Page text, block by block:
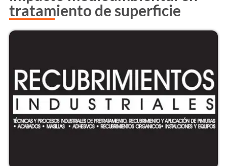
tratamiento de superficie